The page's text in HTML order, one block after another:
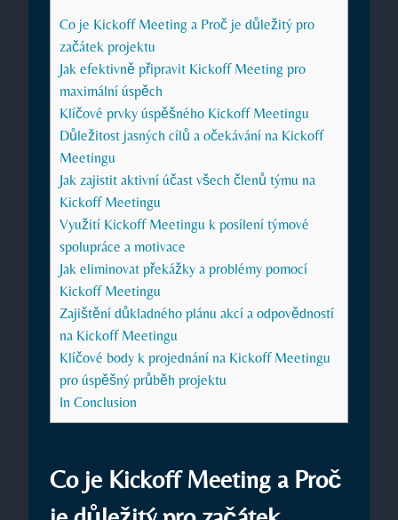
Co je Kickoff Meeting a Proč je důležitý pro
začátek projektu
Jak efektivně připravit Kickoff Meeting pro
maximální úspěch
Klíčové prvky úspěšného Kickoff Meetingu
Důležitost jasných cílů a očekávání na Kickoff
Meetingu
Jak zajistit aktivní účast všech členů týmu na
Kickoff Meetingu
Využití Kickoff Meetingu k posílení týmové
spolupráce a motivace
Jak eliminovat překážky a problémy pomocí
Kickoff Meetingu
Zajištění důkladného plánu akcí a odpovědností
na Kickoff Meetingu
Klíčové body k projednání na Kickoff Meetingu
pro úspěšný průběh projektu
In Conclusion
Co je Kickoff Meeting a Proč